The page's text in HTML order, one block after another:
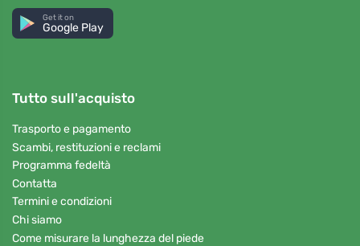
Get it on
Google Play
Tutto sull'acquisto
Trasporto e pagamento
Scambi, restituzioni e reclami
Programma fedeltà
Contatta
Termini e condizioni
Chi siamo
Come misurare la lunghezza del piede